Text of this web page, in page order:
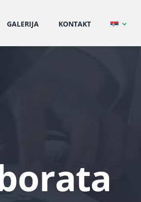
GALERIJA KONTAKT